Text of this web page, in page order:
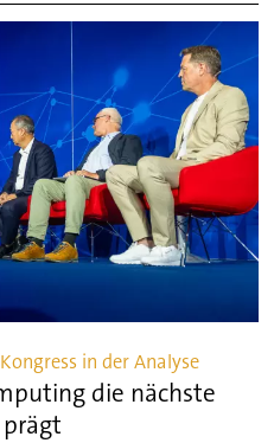
in der Analyse
die nächste